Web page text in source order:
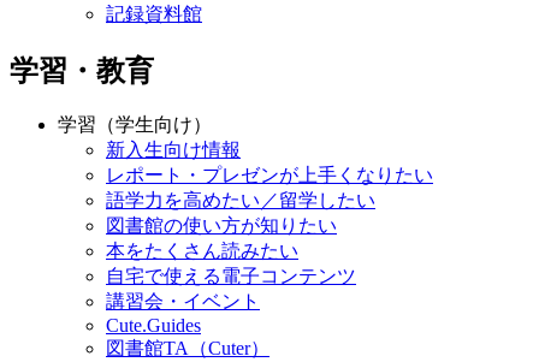
記録資料館
学習・教育
学習（学生向け）
新入生向け情報
レポート・プレゼンが上手くなりたい
語学力を高めたい／留学したい
図書館の使い方が知りたい
本をたくさん読みたい
自宅で使える電子コンテンツ
講習会・イベント
Cute.Guides
図書館TA（Cuter）